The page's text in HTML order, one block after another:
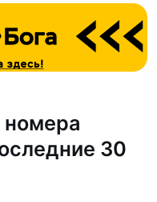
номера
30